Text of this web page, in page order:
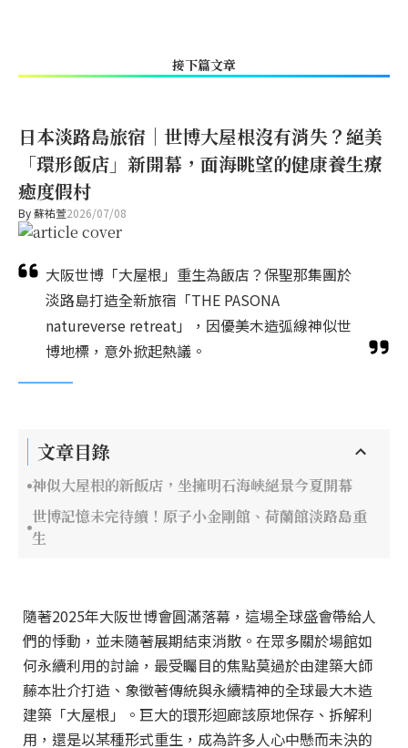
接下篇文章
日本淡路島旅宿｜世博大屋根沒有消失？絕美
「環形飯店」新開幕，面海眺望的健康養生療
癒度假村
By蘇祐萱2026/07/08
大阪世博「大屋根」重生為飯店？保聖那集團於
淡路島打造全新旅宿「THE PASONA
natureverse retreat」，因優美木造弧線神似世
博地標，意外掀起熱議。
文章目錄
神似大屋根的新飯店，坐擁明石海峽絕景今夏開幕
世博記憶未完待續！原子小金剛館、荷蘭館淡路島重
生
隨著2025年大阪世博會圓滿落幕，這場全球盛會帶給人
們的悸動，並未隨著展期結束消散。在眾多關於場館如
何永續利用的討論，最受矚目的焦點莫過於由建築大師
藤本壯介打造、象徵著傳統與永續精神的全球最大木造
建築「大屋根」。巨大的環形迴廊該原地保存、拆解利
用，還是以某種形式重生，成為許多人心中懸而未決的